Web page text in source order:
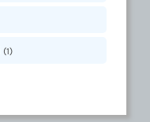
(1)